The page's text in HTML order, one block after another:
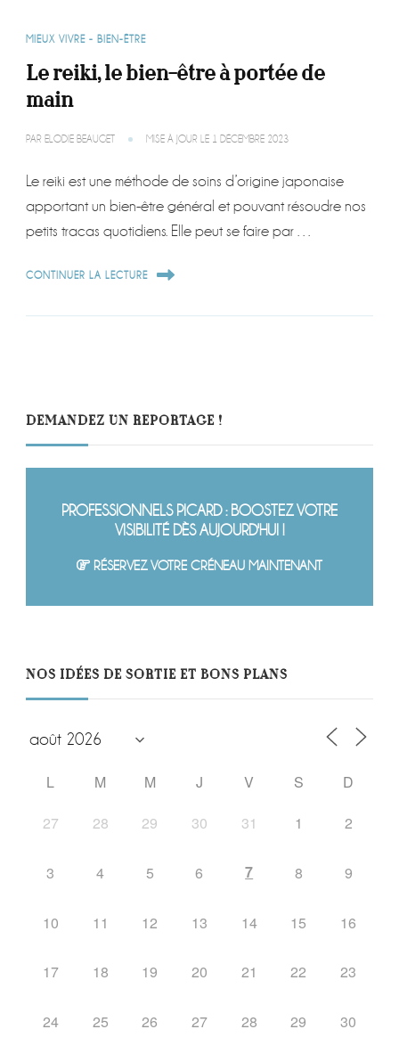
MIEUX VIVRE - BIEN-ÊTRE
Le reiki, le bien-être à portée de
main
PAR ELODIE BEAUGET MISE À JOUR LE 1 DÉCEMBRE 2023
Le reiki est une méthode de soins d’origine japonaise
apportant un bien-être général et pouvant résoudre nos
petits tracas quotidiens. Elle peut se faire par …
CONTINUER LA LECTURE
DEMANDEZ UN REPORTAGE !
PROFESSIONNELS PICARD : BOOSTEZ VOTRE
VISIBILITÉ DÈS AUJOURD'HUI !
RÉSERVEZ VOTRE CRÉNEAU MAINTENANT
NOS IDÉES DE SORTIE ET BONS PLANS
L M M J V S
D
27
28 29 30 31 1 2
3 4 5 6 7 8 9
10 11 12 13 14 15 16
17 18 19 20 21 22 23
24 25 26 27 28 29 30